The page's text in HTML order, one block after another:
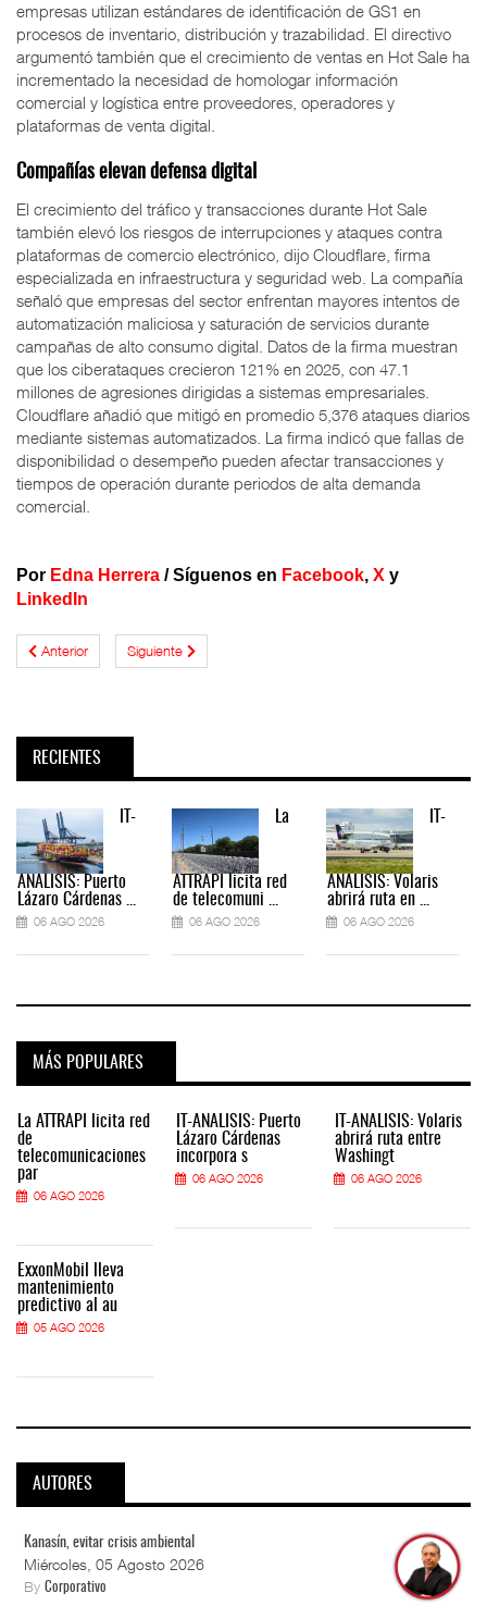
empresas utilizan estándares de identificación de GS1 en
procesos de inventario, distribución y trazabilidad. El directivo
argumentó también que el crecimiento de ventas en Hot Sale ha
incrementado la necesidad de homologar información
comercial y logística entre proveedores, operadores y
plataformas de venta digital.
Compañías elevan defensa digital
El crecimiento del tráfico y transacciones durante Hot Sale
también elevó los riesgos de interrupciones y ataques contra
plataformas de comercio electrónico, dijo Cloudflare, firma
especializada en infraestructura y seguridad web. La compañía
señaló que empresas del sector enfrentan mayores intentos de
automatización maliciosa y saturación de servicios durante
campañas de alto consumo digital. Datos de la firma muestran
que los ciberataques crecieron 121% en 2025, con 47.1
millones de agresiones dirigidas a sistemas empresariales.
Cloudflare añadió que mitigó en promedio 5,376 ataques diarios
mediante sistemas automatizados. La firma indicó que fallas de
disponibilidad o desempeño pueden afectar transacciones y
tiempos de operación durante periodos de alta demanda
comercial.
Por Edna Herrera /Síguenos en Facebook, X y
LinkedIn
Anterior Siguiente
RECIENTES
IT-
ANÁLISIS: Puerto
Lázaro Cárdenas ...
06 AGO 2026
La
ATTRAPI licita red
de telecomuni ...
06 AGO 2026
IT-
ANÁLISIS: Volaris
abrirá ruta en ...
06 AGO 2026
MÁS POPULARES
La ATTRAPI licita red
de
telecomunicaciones
par
06 AGO 2026
ExxonMobil lleva
mantenimiento
predictivo al au
05 AGO 2026
IT-ANÁLISIS: Puerto
Lázaro Cárdenas
incorpora s
06 AGO 2026
IT-ANÁLISIS: Volaris
abrirá ruta entre
Washingt
06 AGO 2026
AUTORES
Kanasín, evitar crisis ambiental
Miércoles, 05 Agosto 2026
By Corporativo